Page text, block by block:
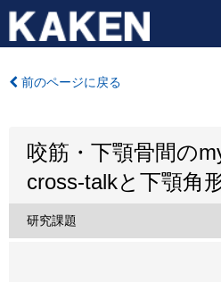
前のページに戻る
咬筋・下顎骨間の
cross-talkと下顎角
研究課題